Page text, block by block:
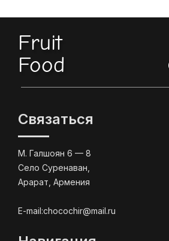
Fruit
Food
Связаться
М. Галшоян 6 — 8
Село Суренаван,
Арарат, Армения
E-mail:chocochir@mail.ru